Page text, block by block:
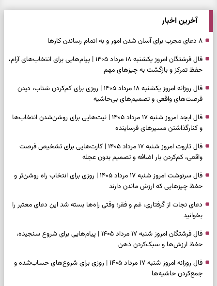
آخرین اخبار
۸ دعای مجرب برای آسان شدن امور و به اتمام رساندن کار‌ها
فال فرشتگان امروز یکشنبه ۱۸ مرداد ۱۴۰۵ | پیام‌هایی برای انتخاب‌های آرام،
حفظ تمرکز و بازگشت به چیزهای مهم
فال روزانه امروز یکشنبه ۱۸ مرداد ۱۴۰۵ | روزی برای کم‌کردن شتاب، دیدن
فرصت‌های واقعی و تصمیم‌های بی‌حاشیه
فال ابجد امروز شنبه ۱۷ مرداد ۱۴۰۵ | نیت‌هایی برای روشن‌شدن انتخاب‌ها
و کنارگذاشتن مسیرهای فرساینده
فال تاروت امروز شنبه ۱۷ مرداد ۱۴۰۵ | کارت‌هایی برای تشخیص فرصت
واقعی، کم‌کردن بار اضافه و تصمیم بدون عجله
فال سرنوشت امروز شنبه ۱۷ مرداد ۱۴۰۵ | روزی برای انتخاب راه روشن‌تر و
حفظ چیزهایی که ارزش ماندن دارند
دعای نجات از گرفتاری، غم و فقر؛ وقتی راه‌ها بسته شد این دعای معتبر را
بخوانید
فال فرشتگان امروز شنبه ۱۷ مرداد ۱۴۰۵ | پیام‌هایی برای شروع سنجیده،
حفظ ارزش‌ها و سبک‌کردن ذهن
فال روزانه امروز شنبه ۱۷ مرداد ۱۴۰۵ | روزی برای شروع‌های حساب‌شده و
جمع‌کردن حاشیه‌ها